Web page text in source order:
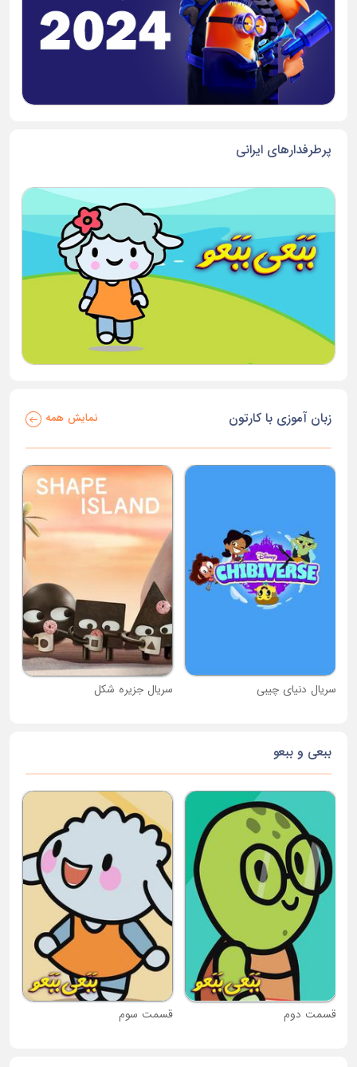
پرطرفدارهای ایرانی
زبان آموزی با کارتون نمایش همه
سریال دنیای چیبی سریال جزیره شکل
ببعی و ببعو
قسمت دوم قسمت سوم